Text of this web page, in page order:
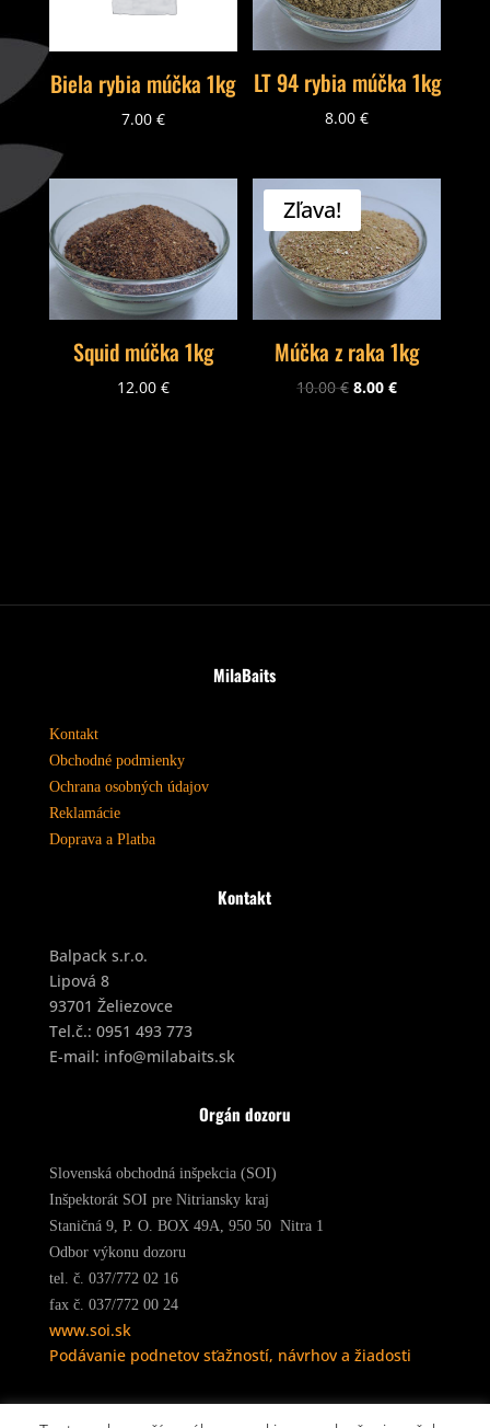
Biela rybia múčka 1kg
7.00 €
LT 94 rybia múčka 1kg
8.00€
Squid múčka 1kg
12.00 €
Zľava!
Múčka z raka 1kg
10.00€ 8.00€
MilaBaits
Kontakt
Obchodné podmienky
Ochrana osobných údajov
Reklamácie
Doprava a Platba
Kontakt
Balpack s.r.o.
Lipová 8
93701 Želiezovce
Tel.č.: 0951 493 773
E-mail: info@milabaits.sk
Orgán dozoru
Slovenská obchodná inšpekcia (SOI)
Inšpektorát SOI pre Nitriansky kraj
Staničná 9, P. O. BOX 49A, 950 50 Nitra 1
Odbor výkonu dozoru
tel. č. 037/772 02 16
fax č. 037/772 00 24
www.soi.sk
Podávanie podnetov sťažností, návrhov a žiadosti